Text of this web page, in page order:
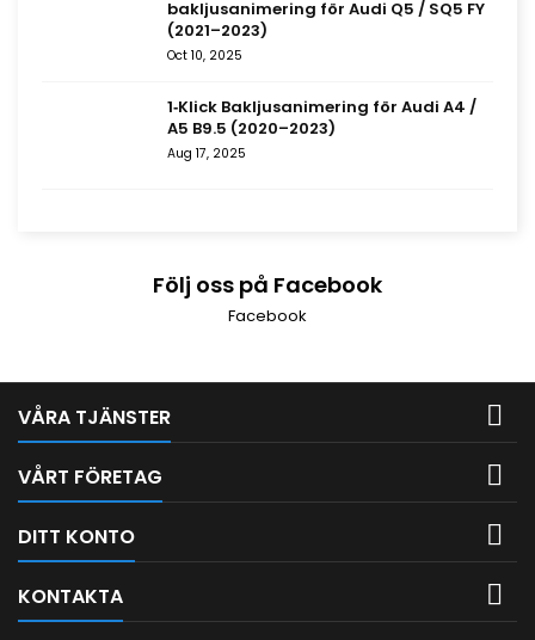
bakljusanimering för Audi Q5 / SQ5 FY
(2021–2023)
Oct 10, 2025
1‑Klick Bakljusanimering för Audi A4 /
A5 B9.5 (2020–2023)
Aug 17, 2025
Följ oss på Facebook
Facebook
VÅRA TJÄNSTER 
VÅRT FÖRETAG 
DITT KONTO 
KONTAKTA 